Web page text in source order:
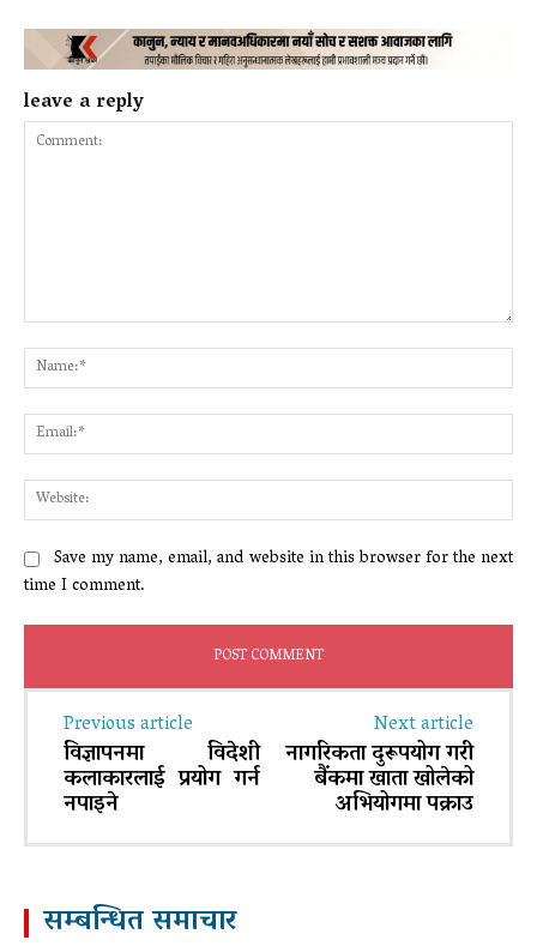
leave a reply
Save my name, email, and website in this browser for the next
time I comment.
Previous article
विज्ञापनमा विदेशी
कलाकारलाई प्रयोग गर्न
नपाइने
Next article
नागरिकता दुरूपयोग गरी
बैंकमा खाता खोलेको
अभियोगमा पक्राउ
सम्बन्धित समाचार